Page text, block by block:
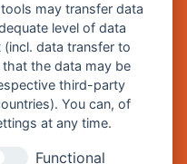
Sprache
may transfer data
level of data
data transfer to
the data may be
third-party
You can, of
at any time.
Functional